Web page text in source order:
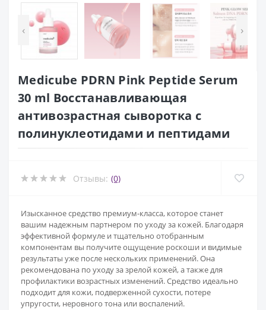
‹ ›
Medicube PDRN Pink Peptide Serum
30 ml Восстанавливающая
антивозрастная сыворотка с
полинуклеотидами и пептидами
Отзывы: (0)
Изысканное средство премиум-класса, которое станет
вашим надежным партнером по уходу за кожей. Благодаря
эффективной формуле и тщательно отобранным
компонентам вы получите ощущение роскоши и видимые
результаты уже после нескольких применений. Она
рекомендована по уходу за зрелой кожей, а также для
профилактики возрастных изменений. Средство идеально
подходит для кожи, подверженной сухости, потере
упругости, неровного тона или воспалений.